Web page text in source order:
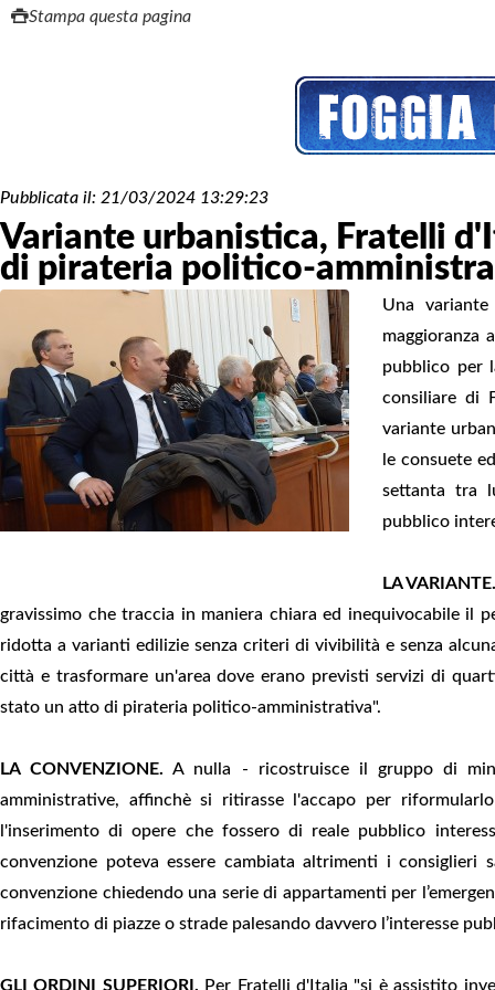
Stampa questa pagina
Pubblicata il: 21/03/2024 13:29:23
Variante urbanistica, Fratelli
di pirateria politico-
Una
maggioranza
pubblico per
consiliare di
variante
le consuete
settanta tra
pubblico
LA
gravissimo che traccia in maniera chiara ed inequivocabile il
ridotta a varianti edilizie senza criteri di vivibilità e senza
città e trasformare un'area dove erano previsti servizi di
stato un atto di pirateria politico-amministrativa".
LA CONVENZIONE. A nulla - ricostruisce il gruppo di
amministrative, affinchè si ritirasse l'accapo per
l'inserimento di opere che fossero di reale pubblico
convenzione poteva essere cambiata altrimenti i
convenzione chiedendo una serie di appartamenti per
rifacimento di piazze o strade palesando davvero l’interesse
GLI ORDINI SUPERIORI. Per Fratelli d'Italia "si è assistito